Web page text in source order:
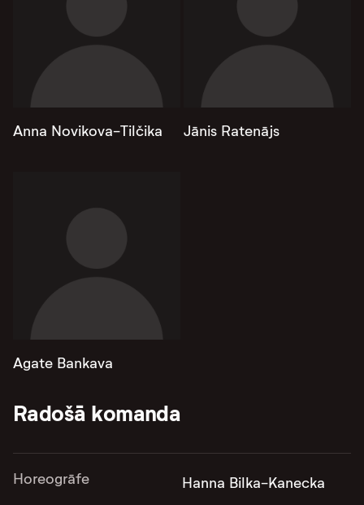
Anna Novikova-Tilčika Jānis Ratenājs
Agate Bankava
Radošā komanda
Horeogrāfe Hanna Bilka-Kanecka